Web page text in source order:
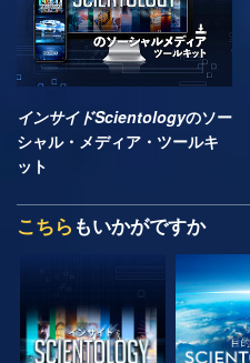
インサイドScientologyのソー
シャル・メディア・ツールキ
ット
こちら もいかがですか